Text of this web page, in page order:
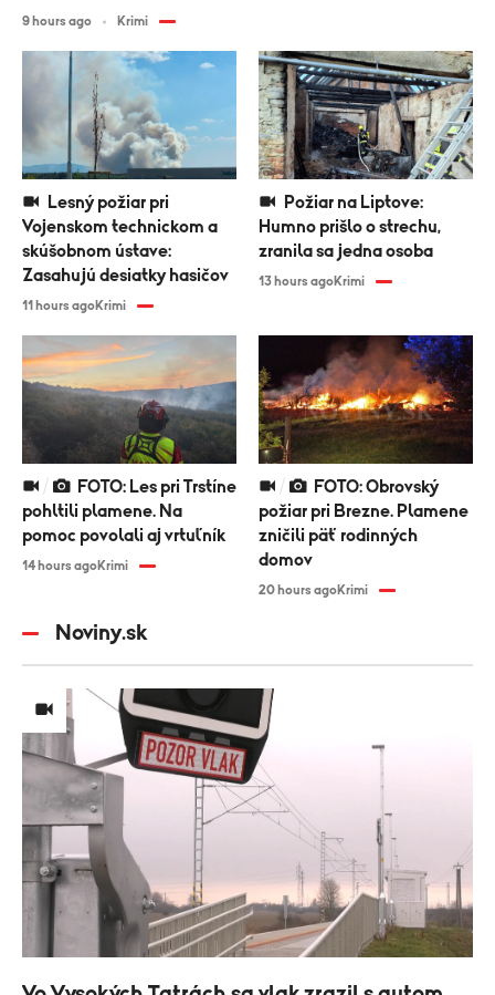
9 hours ago Krimi
Vojenskom technickom a
skúšobnom ústave:
Zasahujú desiatky hasičov
11 hours agoKrimi
Humno prišlo o strechu,
zranila sa jedna osoba
13 hours agoKrimi
pohltili plamene. Na
pomoc povolali aj vrtuľník
14 hours agoKrimi
požiar pri Brezne. Plamene
zničili päť rodinných
domov
20 hours agoKrimi
Noviny.sk